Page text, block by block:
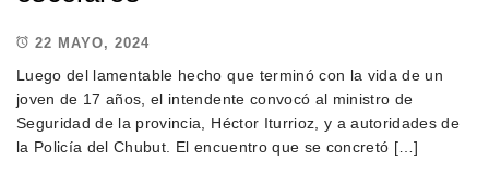
22 MAYO, 2024
Luego del lamentable hecho que terminó con la vida de un
joven de 17 años, el intendente convocó al ministro de
Seguridad de la provincia, Héctor Iturrioz, y a autoridades de
la Policía del Chubut. El encuentro que se concretó […]